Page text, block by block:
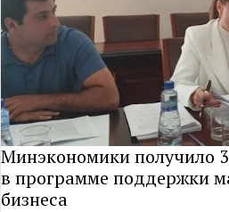
Минэкономики получило
в программе поддержки
бизнеса